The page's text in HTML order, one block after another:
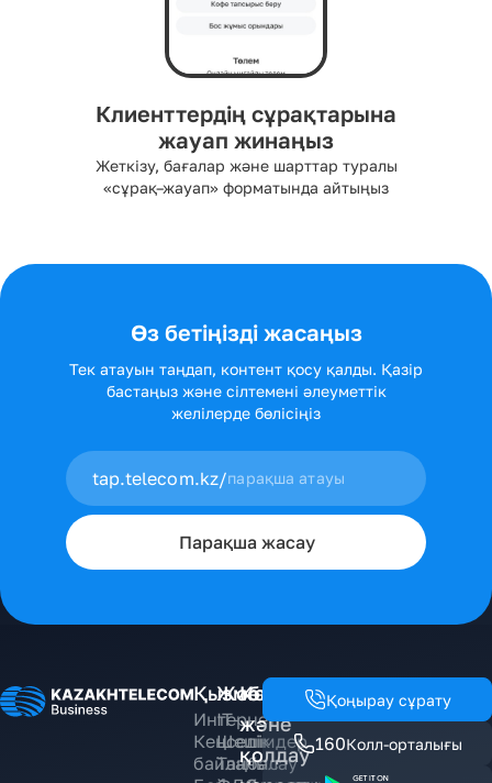
Клиенттердің сұрақтарына
жауап жинаңыз
Жеткізу, бағалар және шарттар туралы
«сұрақ–жауап» форматында айтыңыз
Өз бетіңізді жасаңыз
Тек атауын таңдап, контент қосу қалды. Қазір
бастаңыз және сілтемені әлеуметтік
желілерде бөлісіңіз
tap.telecom.kz/
Парақша жасау
Қызметтер
Интернет
Кеңселік
байланыс
Жобалар
IT-
Шешімдер
Таңбалау
Көмек
және
қолдау
Қоңырау сұрату
160Колл-орталығы